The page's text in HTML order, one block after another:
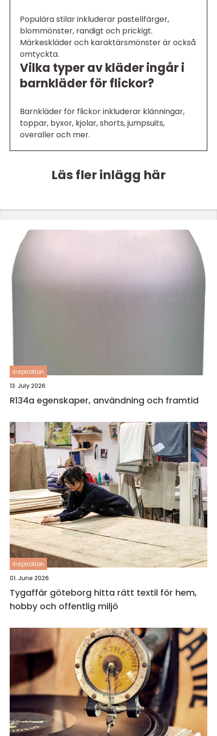
Populära stilar inkluderar pastellfärger,
blommönster, randigt och prickigt.
Märkeskläder och karaktärsmönster är också
omtyckta.
Vilka typer av kläder ingår i
barnkläder för flickor?
Barnkläder för flickor inkluderar klänningar,
toppar, byxor, kjolar, shorts, jumpsuits,
overaller och mer.
Läs fler inlägg här
inspiration
13. July 2026
R134a egenskaper, användning och framtid
inspiration
01. June 2026
Tygaffär göteborg hitta rätt textil för hem,
hobby och offentlig miljö